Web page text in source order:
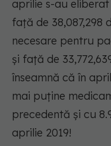
aprilie s-au
față de
necesare pentru
și față de
înseamnă că în
mai puține
precedentă și cu
aprilie 2019!